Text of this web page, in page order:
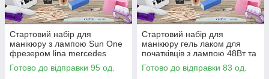
Стартовий набір для
манікюру з лампою Sun One
фрезером lina mercedes
2000 20 Вт база топ та гель
лак milano
Готово до відправки 95 од.
Стартовий набір для
манікюру гель лаком для
початківців з лампою 48Вт та
фрезером Lina Mercedes
20000об база топ
Готово до відправки 83 од.